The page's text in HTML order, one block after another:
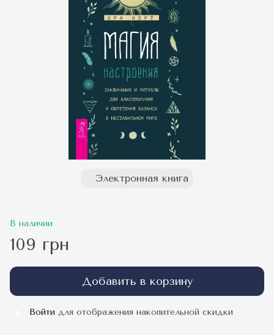
Электронная книга
В наличии
109 грн
Добавить в корзину
Войти для отображения накопительной скидки